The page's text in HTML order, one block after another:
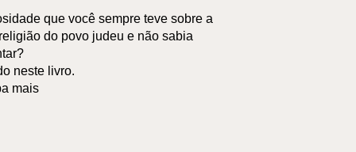
que você sempre teve sobre a
do povo judeu e não sabia
neste livro.
mais